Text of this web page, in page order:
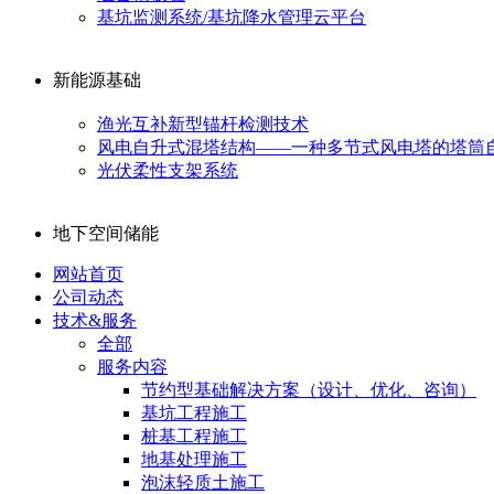
基坑监测系统/基坑降水管理云平台
新能源基础
渔光互补新型锚杆检测技术
风电自升式混塔结构——一种多节式风电塔的塔筒
光伏柔性支架系统
地下空间储能
网站首页
公司动态
技术&服务
全部
服务内容
节约型基础解决方案（设计、优化、咨询）
基坑工程施工
桩基工程施工
地基处理施工
泡沫轻质土施工